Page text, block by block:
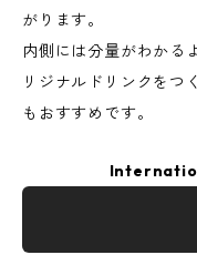
がります。
内側には分量がわかる
リジナルドリンクをつ
もおすすめです。